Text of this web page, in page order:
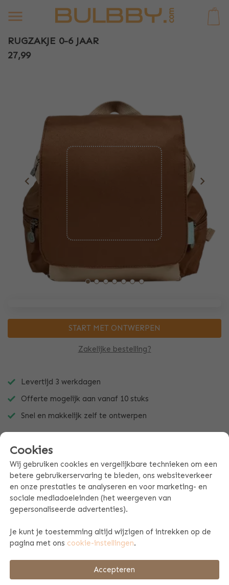
RUGZAKJE 0-6 JAAR
27,99
Zakelijke bestelling?
START MET ONTWERPEN
Levertijd 3 werkdagen
Offerte mogelijk aan vanaf 10 stuks
Snel en makkelijk zelf te ontwerpen
PRODUCT SPECIFICATIES
Cookies
Wij gebruiken cookies en vergelijkbare technieken om een
betere gebruikerservaring te bieden, ons websiteverkeer
en onze prestaties te analyseren en voor marketing- en
sociale mediadoeleinden (het weergeven van
gepersonaliseerde advertenties).
Je kunt je toestemming altijd wijzigen of intrekken op de
pagina met ons cookie-instellingen.
Accepteren